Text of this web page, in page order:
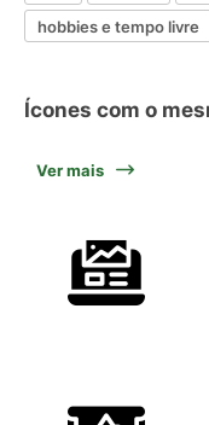
hobbies e tempo livre
Ícones com o
Ver mais